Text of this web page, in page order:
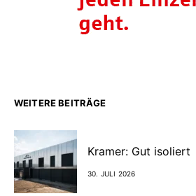
WEITERE BEITRÄGE
Kramer: Gut isoliert
30. JULI 2026